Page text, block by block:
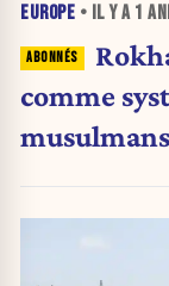
EUROPE • IL Y A 1
comme
musulmans